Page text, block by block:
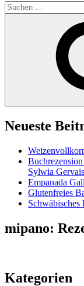
Suchen
nach:
Neueste
Sylwia Gervais
Empanada
Glutenfreies
Schwäbisches
mipano:
Kategorien